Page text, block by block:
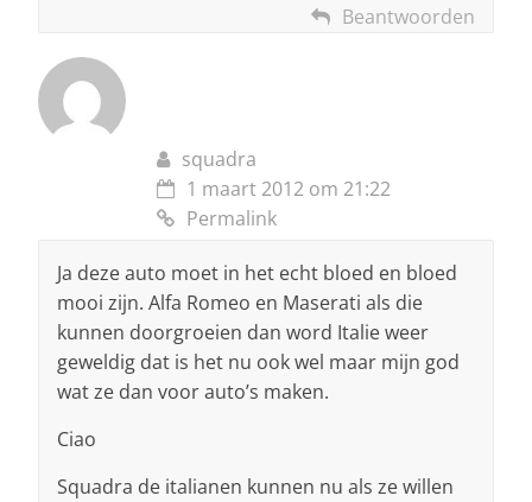
Beantwoorden
squadra
1 maart 2012 om 21:22
Permalink
Ja deze auto moet in het echt bloed en bloed
mooi zijn. Alfa Romeo en Maserati als die
kunnen doorgroeien dan word Italie weer
geweldig dat is het nu ook wel maar mijn god
wat ze dan voor auto’s maken.
Ciao
Squadra de italianen kunnen nu als ze willen